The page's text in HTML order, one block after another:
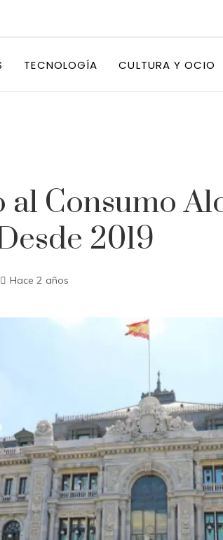
TECNOLOGÍA CULTURA Y OCIO
al Consumo
2019
Hace 2 años